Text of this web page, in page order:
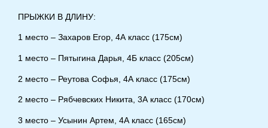
ПРЫЖКИ В ДЛИНУ:
1 место – Захаров Егор, 4А класс (175см)
1 место – Пятыгина Дарья, 4Б класс (205см)
2 место – Реутова Софья, 4А класс (175см)
2 место – Рябчевских Никита, 3А класс (170см)
3 место – Усынин Артем, 4А класс (165см)